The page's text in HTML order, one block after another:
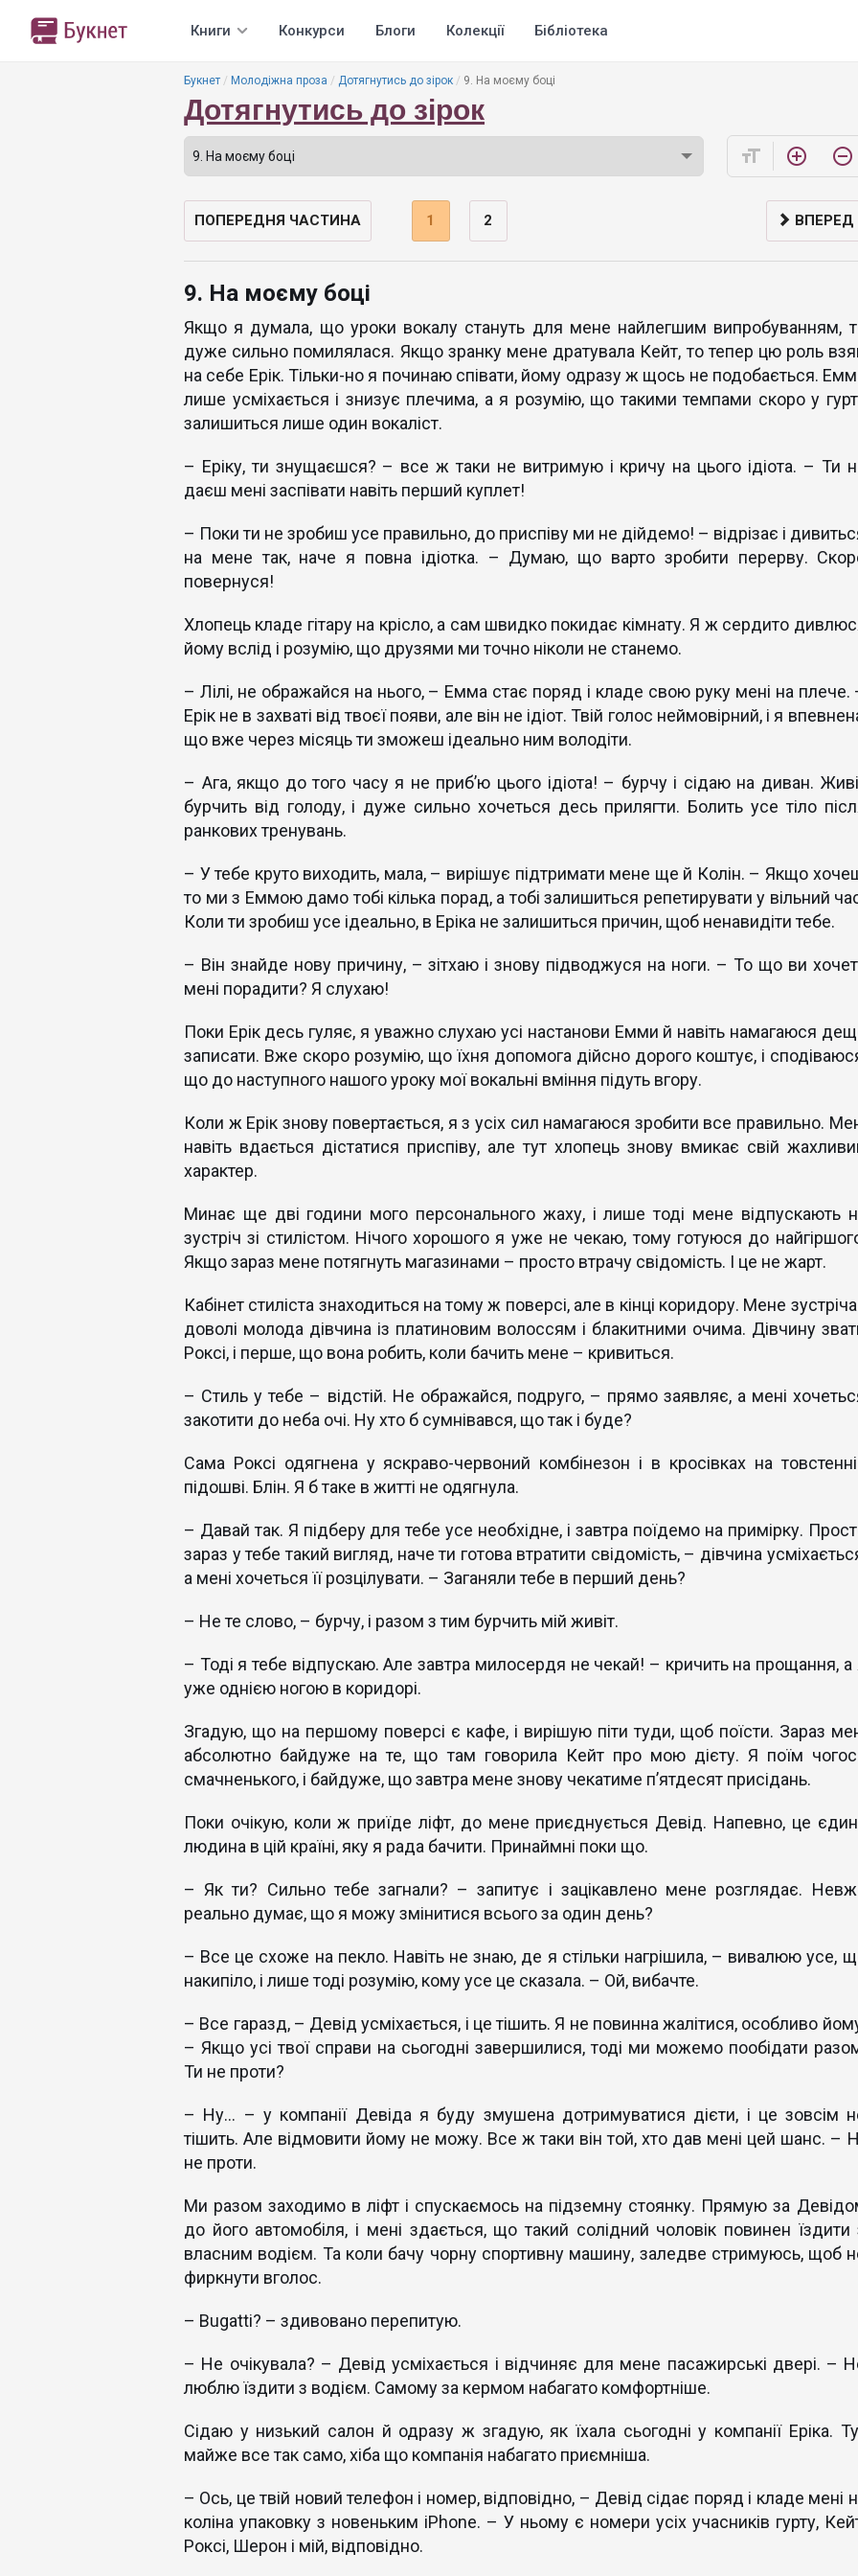
Книги Конкурси Блоги Колекції Бібліотека
Букнет Молодіжна проза Дотягнутись до зірок 9. На моєму боці
Дотягнутись до зірок
format_size add_circle_outline remove_circle_outline
ПОПЕРЕДНЯ ЧАСТИНА 1 2 ВПЕРЕД
9. На моєму боці
Якщо я думала, що уроки вокалу стануть для мене найлегшим випробуванням,
дуже сильно помилялася. Якщо зранку мене дратувала Кейт, то тепер цю роль
на себе Ерік. Тільки-но я починаю співати, йому одразу ж щось не подобається.
лише усміхається і знизує плечима, а я розумію, що такими темпами скоро у
залишиться лише один вокаліст.
– Еріку, ти знущаєшся? – все ж таки не витримую і кричу на цього ідіота. – Ти
даєш мені заспівати навіть перший куплет!
– Поки ти не зробиш усе правильно, до приспіву ми не дійдемо! – відрізає і
на мене так, наче я повна ідіотка. – Думаю, що варто зробити перерву.
повернуся!
Хлопець кладе гітару на крісло, а сам швидко покидає кімнату. Я ж сердито
йому вслід і розумію, що друзями ми точно ніколи не станемо.
– Лілі, не ображайся на нього, – Емма стає поряд і кладе свою руку мені на плече.
Ерік не в захваті від твоєї появи, але він не ідіот. Твій голос неймовірний, і я
що вже через місяць ти зможеш ідеально ним володіти.
– Ага, якщо до того часу я не приб’ю цього ідіота! – бурчу і сідаю на диван.
бурчить від голоду, і дуже сильно хочеться десь прилягти. Болить усе тіло
ранкових тренувань.
– У тебе круто виходить, мала, – вирішує підтримати мене ще й Колін. – Якщо
то ми з Еммою дамо тобі кілька порад, а тобі залишиться репетирувати у вільний
Коли ти зробиш усе ідеально, в Еріка не залишиться причин, щоб ненавидіти тебе.
– Він знайде нову причину, – зітхаю і знову підводжуся на ноги. – То що ви
мені порадити? Я слухаю!
Поки Ерік десь гуляє, я уважно слухаю усі настанови Емми й навіть намагаюся
записати. Вже скоро розумію, що їхня допомога дійсно дорого коштує, і
що до наступного нашого уроку мої вокальні вміння підуть вгору.
Коли ж Ерік знову повертається, я з усіх сил намагаюся зробити все правильно.
навіть вдається дістатися приспіву, але тут хлопець знову вмикає свій
характер.
Минає ще дві години мого персонального жаху, і лише тоді мене відпускають
зустріч зі стилістом. Нічого хорошого я уже не чекаю, тому готуюся до
Якщо зараз мене потягнуть магазинами – просто втрачу свідомість. І це не жарт.
Кабінет стиліста знаходиться на тому ж поверсі, але в кінці коридору. Мене
доволі молода дівчина із платиновим волоссям і блакитними очима. Дівчину
Роксі, і перше, що вона робить, коли бачить мене – кривиться.
– Стиль у тебе – відстій. Не ображайся, подруго, – прямо заявляє, а мені
закотити до неба очі. Ну хто б сумнівався, що так і буде?
Сама Роксі одягнена у яскраво-червоний комбінезон і в кросівках на
підошві. Блін. Я б таке в житті не одягнула.
– Давай так. Я підберу для тебе усе необхідне, і завтра поїдемо на примірку.
зараз у тебе такий вигляд, наче ти готова втратити свідомість, – дівчина
а мені хочеться її розцілувати. – Заганяли тебе в перший день?
– Не те слово, – бурчу, і разом з тим бурчить мій живіт.
– Тоді я тебе відпускаю. Але завтра милосердя не чекай! – кричить на прощання, а
уже однією ногою в коридорі.
Згадую, що на першому поверсі є кафе, і вирішую піти туди, щоб поїсти. Зараз
абсолютно байдуже на те, що там говорила Кейт про мою дієту. Я поїм
смачненького, і байдуже, що завтра мене знову чекатиме п’ятдесят присідань.
Поки очікую, коли ж приїде ліфт, до мене приєднується Девід. Напевно, це
людина в цій країні, яку я рада бачити. Принаймні поки що.
– Як ти? Сильно тебе загнали? – запитує і зацікавлено мене розглядає.
реально думає, що я можу змінитися всього за один день?
– Все це схоже на пекло. Навіть не знаю, де я стільки нагрішила, – вивалюю усе,
накипіло, і лише тоді розумію, кому усе це сказала. – Ой, вибачте.
– Все гаразд, – Девід усміхається, і це тішить. Я не повинна жалітися, особливо
– Якщо усі твої справи на сьогодні завершилися, тоді ми можемо пообідати
Ти не проти?
– Ну… – у компанії Девіда я буду змушена дотримуватися дієти, і це зовсім
тішить. Але відмовити йому не можу. Все ж таки він той, хто дав мені цей шанс. –
не проти.
Ми разом заходимо в ліфт і спускаємось на підземну стоянку. Прямую за
до його автомобіля, і мені здається, що такий солідний чоловік повинен їздити
власним водієм. Та коли бачу чорну спортивну машину, заледве стримуюсь, щоб
фиркнути вголос.
– Bugatti? – здивовано перепитую.
– Не очікувала? – Девід усміхається і відчиняє для мене пасажирські двері. –
люблю їздити з водієм. Самому за кермом набагато комфортніше.
Сідаю у низький салон й одразу ж згадую, як їхала сьогодні у компанії Еріка.
майже все так само, хіба що компанія набагато приємніша.
– Ось, це твій новий телефон і номер, відповідно, – Девід сідає поряд і кладе мені
коліна упаковку з новеньким iPhone. – У ньому є номери усіх учасників гурту,
Роксі, Шерон і мій, відповідно.